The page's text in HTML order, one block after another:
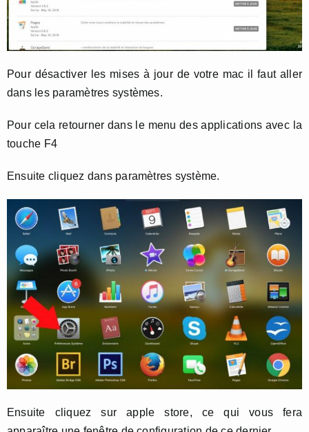
Pour désactiver les mises à jour de votre mac il faut aller
dans les paramètres systèmes.
Pour cela retourner dans le menu des applications avec la
touche F4
Ensuite cliquez dans paramètres système.
Ensuite cliquez sur apple store, ce qui vous fera